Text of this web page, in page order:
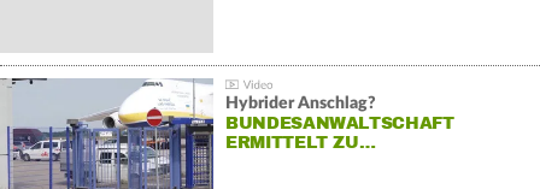
Hybrider Anschlag?
BUNDESANWALTSCHAFT
ERMITTELT ZU…